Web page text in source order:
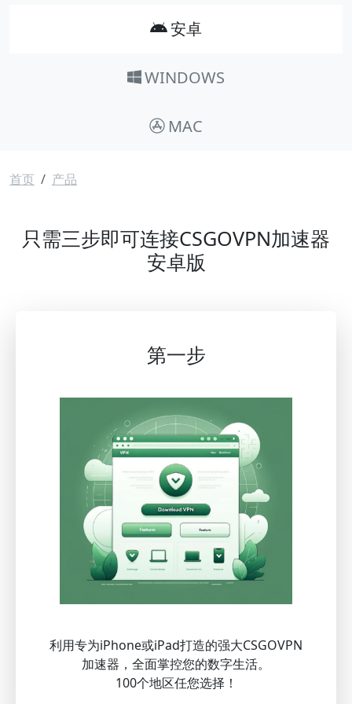
安卓
WINDOWS
MAC
面包屑
首页 产品
只需三步即可连接CSGOVPN加速器
安卓版
第一步
利用专为iPhone或iPad打造的强大CSGOVPN
加速器，全面掌控您的数字生活。
100个地区任您选择！